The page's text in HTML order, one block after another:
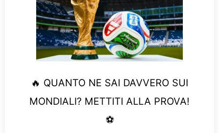
🔥 QUANTO NE SAI DAVVERO SUI
MONDIALI? METTITI ALLA PROVA!
⚽